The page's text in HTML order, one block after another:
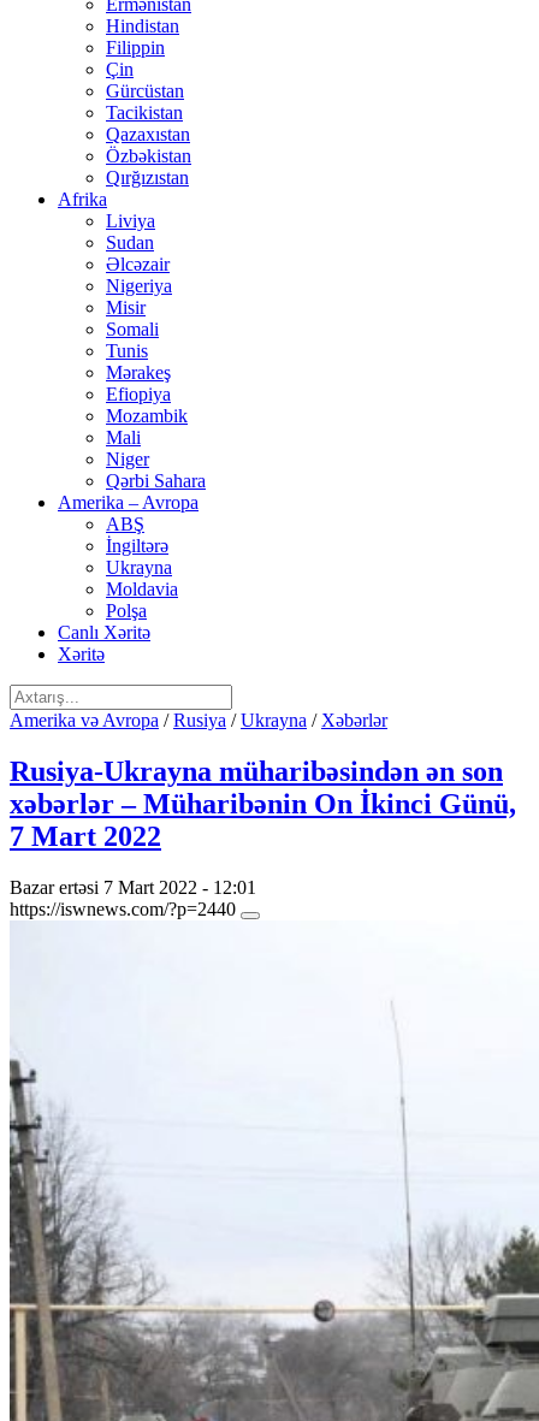
Ermənistan
Hindistan
Filippin
Çin
Gürcüstan
Tacikistan
Qazaxıstan
Özbəkistan
Qırğızıstan
Afrika
Liviya
Sudan
Əlcəzair
Nigeriya
Misir
Somali
Tunis
Mərakeş
Efiopiya
Mozambik
Mali
Niger
Qərbi Sahara
Amerika – Avropa
ABŞ
İngiltərə
Ukrayna
Moldavia
Polşa
Canlı Xəritə
Xəritə
Amerika və Avropa /Rusiya /Ukrayna / Xəbərlər
Rusiya-Ukrayna müharibəsindən ən son
xəbərlər – Müharibənin On İkinci Günü,
7 Mart 2022
Bazar ertəsi 7 Mart 2022 - 12:01
https://iswnews.com/?p=2440